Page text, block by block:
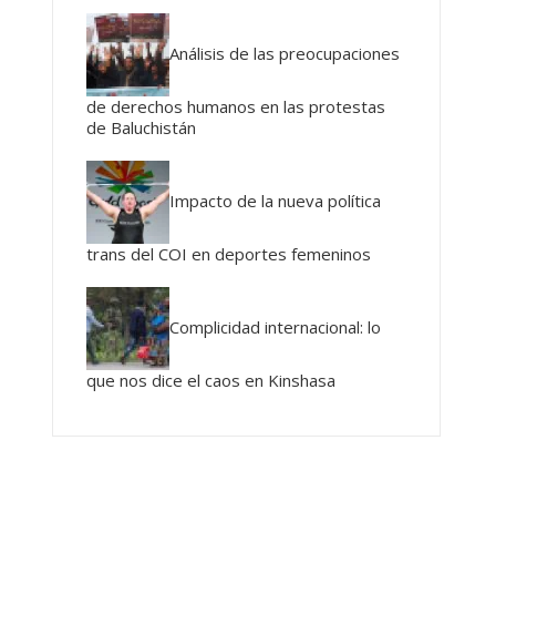
Análisis de las preocupaciones
de derechos humanos en las protestas
de Baluchistán
Impacto de la nueva política
trans del COI en deportes femeninos
Complicidad internacional: lo
que nos dice el caos en Kinshasa